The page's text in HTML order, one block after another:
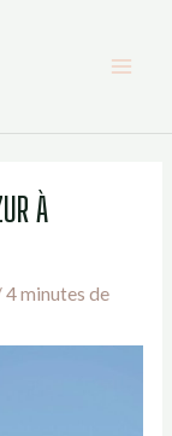
À
4 minutes de